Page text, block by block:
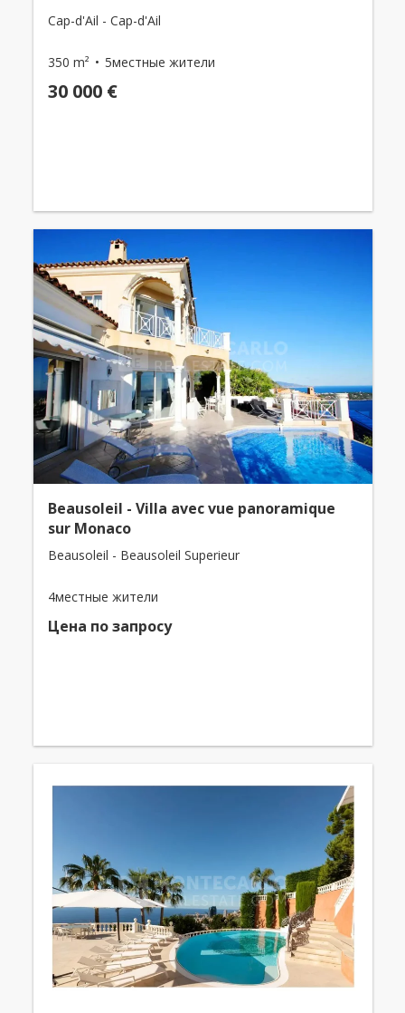
Cap-d'Ail - Cap-d'Ail
350 m² 5местные жители
30 000 €
Beausoleil - Villa avec vue panoramique
sur Monaco
Beausoleil - Beausoleil Superieur
4местные жители
Цена по запросу